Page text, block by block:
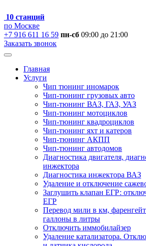
10 станций
по Москве
+7 916 611 16 59 пн-сб 09:00 до 21:00
Заказать звонок
Главная
Услуги
Чип тюнинг иномарок
Чип-тюнинг грузовых авто
Чип-тюнинг ВАЗ, ГАЗ, УАЗ
Чип-тюнинг мотоциклов
Чип-тюнинг квадроциклов
Чип-тюнинг яхт и катеров
Чип-тюнинг АКПП
Чип-тюнинг автодомов
Диагностика двигателя,
инжектора
Диагностика инжектора ВАЗ
Удаление и отключение
Заглушить клапан ЕГР:
ЕГР
Перевод мили в км,
галлоны в литры
Отключить иммобилайзер
Удаление катализатора.